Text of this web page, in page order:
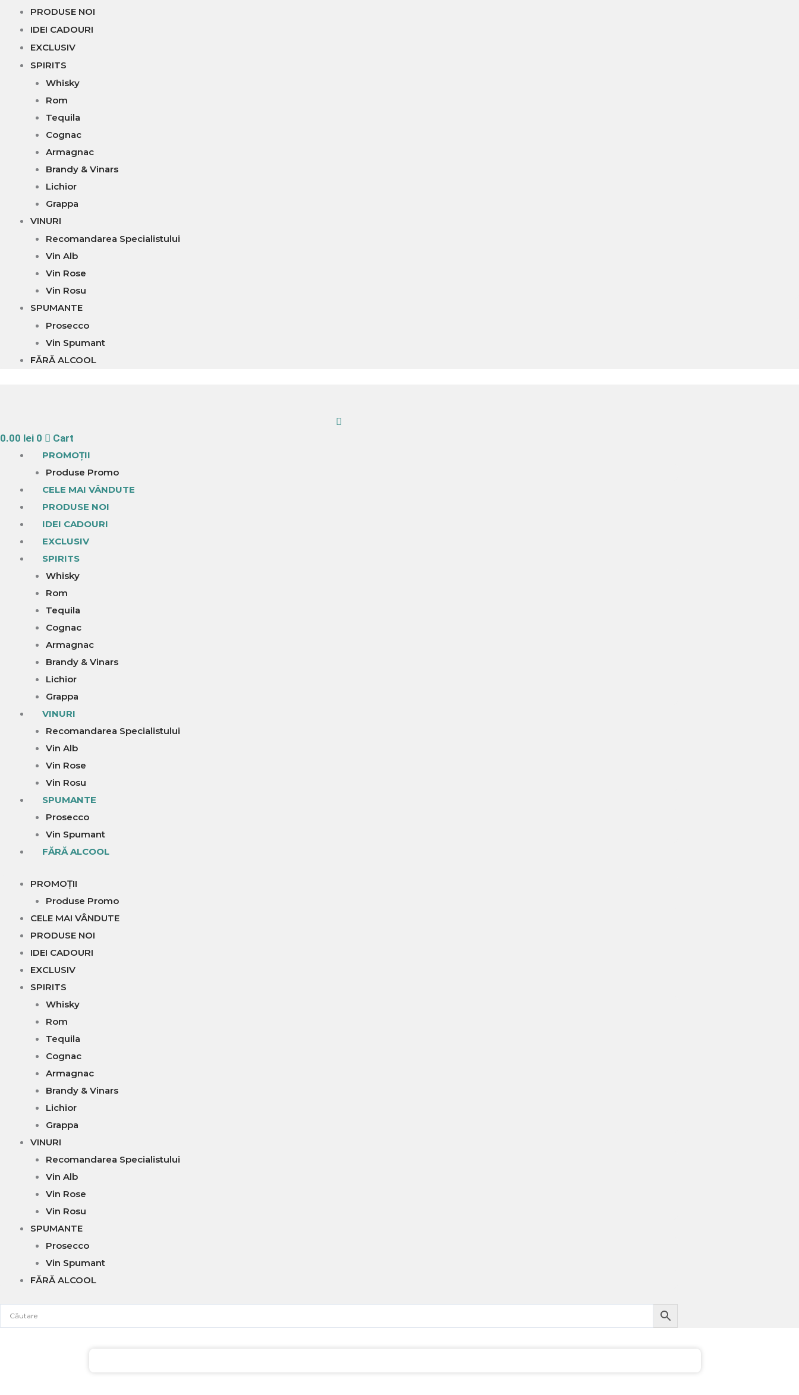
PRODUSE NOI
IDEI CADOURI
EXCLUSIV
SPIRITS
Whisky
Rom
Tequila
Cognac
Armagnac
Brandy & Vinars
Lichior
Grappa
VINURI
Recomandarea Specialistului
Vin Alb
Vin Rose
Vin Rosu
SPUMANTE
Prosecco
Vin Spumant
FĂRĂ ALCOOL
0.00 lei 0 Cart
PROMOȚII
Produse Promo
CELE MAI VÂNDUTE
PRODUSE NOI
IDEI CADOURI
EXCLUSIV
SPIRITS
Whisky
Rom
Tequila
Cognac
Armagnac
Brandy & Vinars
Lichior
Grappa
VINURI
Recomandarea Specialistului
Vin Alb
Vin Rose
Vin Rosu
SPUMANTE
Prosecco
Vin Spumant
FĂRĂ ALCOOL
PROMOȚII
Produse Promo
CELE MAI VÂNDUTE
PRODUSE NOI
IDEI CADOURI
EXCLUSIV
SPIRITS
Whisky
Rom
Tequila
Cognac
Armagnac
Brandy & Vinars
Lichior
Grappa
VINURI
Recomandarea Specialistului
Vin Alb
Vin Rose
Vin Rosu
SPUMANTE
Prosecco
Vin Spumant
FĂRĂ ALCOOL